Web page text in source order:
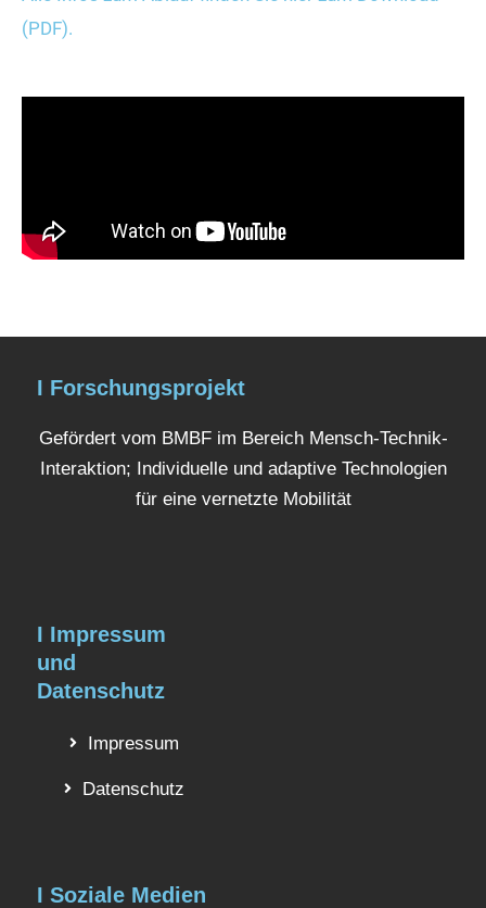
(PDF).
I Forschungsprojekt
Gefördert vom BMBF im Bereich Mensch-Technik-
Interaktion; Individuelle und adaptive Technologien
für eine vernetzte Mobilität
I Impressum
und
Datenschutz
Impressum
Datenschutz
I Soziale Medien